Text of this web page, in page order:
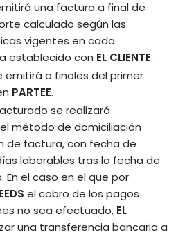
una factura a final de
calculado según las
vigentes en cada
establecido con EL CLIENTE.
emitirá a finales del primer
PARTEE.
se realizará
método de domiciliación
de factura, con fecha de
laborables tras la fecha de
el caso en el que por
el cobro de los pagos
no sea efectuado, EL
una transferencia bancaria a